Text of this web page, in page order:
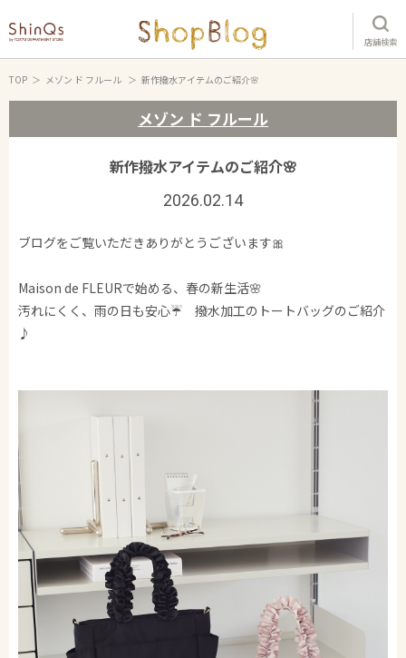
店舗検索
TOP メゾン ド フルール 新作撥水アイテムのご紹介🌸
メゾン ド フルール
新作撥水アイテムのご紹介🌸
2026.02.14
ブログをご覧いただきありがとうございます🎀
Maison de FLEURで始める、春の新生活🌸
汚れにくく、雨の日も安心☔ 撥水加工のトートバッグのご紹介
♪